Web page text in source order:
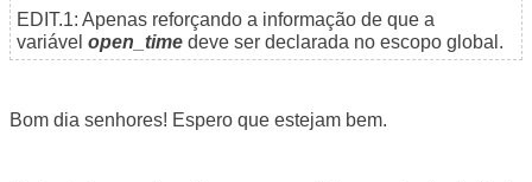
EDIT.1: Apenas reforçando a informação de que a
variável open_time deve ser declarada no escopo global.
Bom dia senhores! Espero que estejam bem.